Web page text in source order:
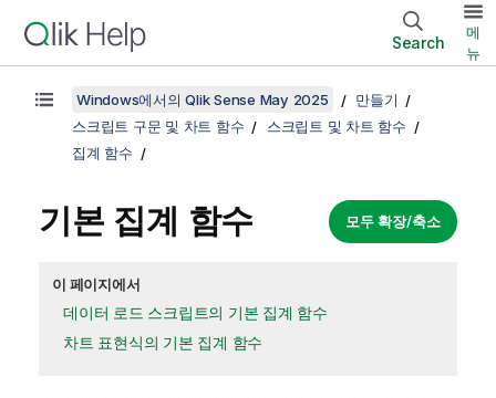
Search
메
뉴
Windows에서의 Qlik Sense May 2025
만들기
스크립트 구문 및 차트 함수
스크립트 및 차트 함수
집계 함수
모두 확장/축소
기본 집계 함수
이 페이지에서
데이터 로드 스크립트의 기본 집계 함수
차트 표현식의 기본 집계 함수